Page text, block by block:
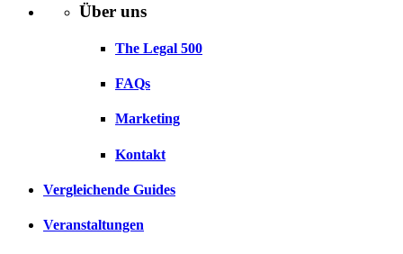
Über uns
The Legal 500
FAQs
Marketing
Kontakt
Vergleichende Guides
Veranstaltungen